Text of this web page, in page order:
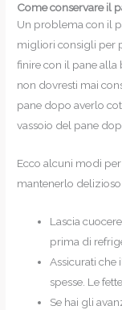
Come conservare il
Un problema con il
migliori consigli per
finire con il pane alla
non dovresti mai
pane dopo averlo
vassoio del pane
Ecco alcuni modi
mantenerlo
Lascia
prima di
Assicurati che
spesse. Le
Se hai gli